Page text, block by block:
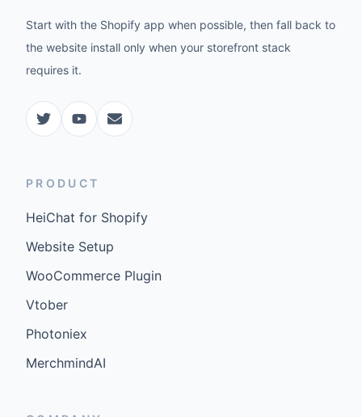
Start with the Shopify app when possible, then fall back to
the website install only when your storefront stack
requires it.
PRODUCT
HeiChat for Shopify
Website Setup
WooCommerce Plugin
Vtober
Photoniex
MerchmindAI